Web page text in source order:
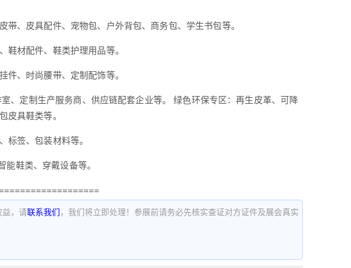
、皮具配件、宠物包、户外背包、商务包、学生书包等。
鞋材配件、鞋类护理用品等。
件、时尚腰带、定制配饰等。
、定制生产服务商、供应链配套企业等。 绿色环保专区：再生皮革、可降
皮具鞋类等。
标签、包装材料等。
鞋类、穿戴设备等。
益，请联系我们 ，我们将立即处理！参展前请务必先核实查证对方证件及展会真实